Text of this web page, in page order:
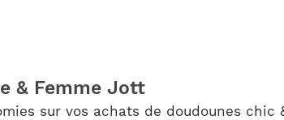
& Femme Jott
sur vos achats de doudounes